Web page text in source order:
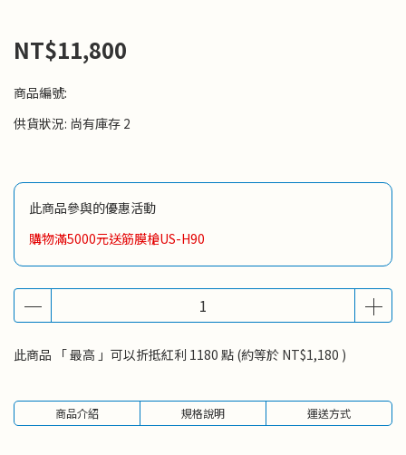
NT$11,800
商品編號:
供貨狀況: 尚有庫存 2
此商品參與的優惠活動
購物滿5000元送筋膜槍US-H90
此商品 「 最高 」可以折抵紅利 1180 點 (約等於 NT$1,180 )
商品介紹 規格說明 運送方式